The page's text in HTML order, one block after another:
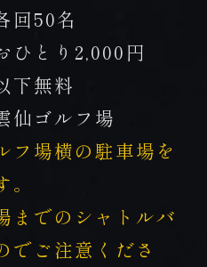
50名
とり2,000円
下無料
ゴルフ場
場横の駐車場を
までのシャトルバ
でご注意くださ